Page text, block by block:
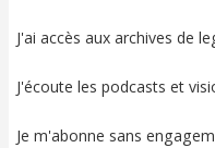
J'ai accès aux archives de
J'écoute les podcasts et
Je m'abonne sans